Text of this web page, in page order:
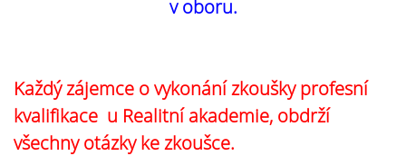
v oboru.
Každý zájemce o vykonání zkoušky profesní
kvalifikace u Realitní akademie, obdrží
všechny otázky ke zkoušce.